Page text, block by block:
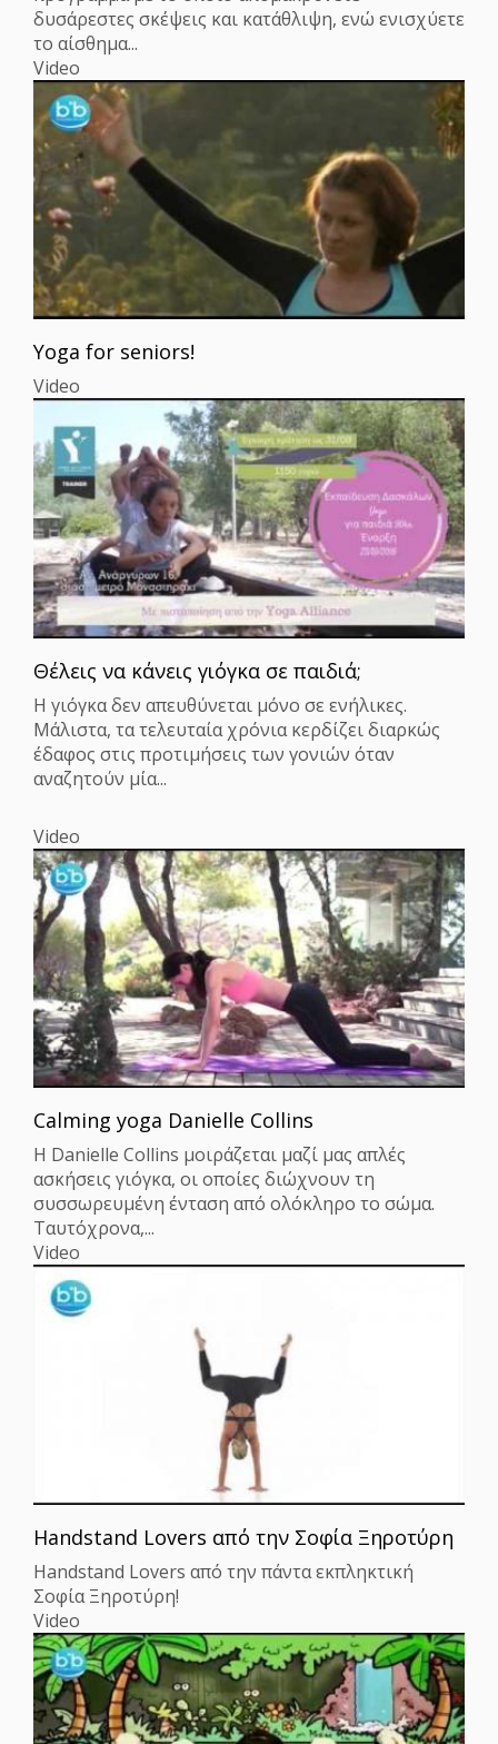
δυσάρεστες σκέψεις και κατάθλιψη, ενώ ενισχύετε
το αίσθημα...
Video
Yoga for seniors!
Video
Θέλεις να κάνεις γιόγκα σε παιδιά;
Η γιόγκα δεν απευθύνεται μόνο σε ενήλικες.
Μάλιστα, τα τελευταία χρόνια κερδίζει διαρκώς
έδαφος στις προτιμήσεις των γονιών όταν
αναζητούν μία...
Video
Calming yoga Danielle Collins
H Danielle Collins μοιράζεται μαζί μας απλές
ασκήσεις γιόγκα, οι οποίες διώχνουν τη
συσσωρευμένη ένταση από ολόκληρο το σώμα.
Ταυτόχρονα,...
Video
Handstand Lovers από την Σοφία Ξηροτύρη
Handstand Lovers από την πάντα εκπληκτική
Σοφία Ξηροτύρη!
Video